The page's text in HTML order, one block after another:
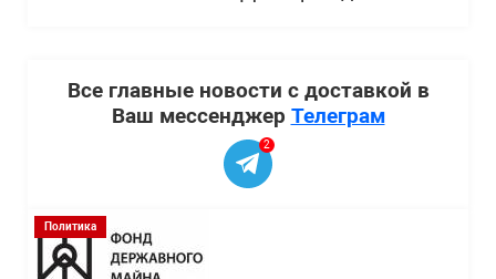
Все главные новости с доставкой в
Ваш мессенджер Телеграм
2
Политика